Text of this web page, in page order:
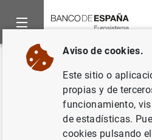
Inicio Noticias y eventos
Volver
Nota de prensa
Decisiones sobre
Aviso de cookies.
Este sitio o
propias y de
funcionamiento,
de estadísticas.
cookies pulsando